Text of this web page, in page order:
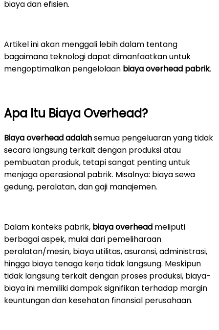
biaya dan efisien.
Artikel ini akan menggali lebih dalam tentang
bagaimana teknologi dapat dimanfaatkan untuk
mengoptimalkan pengelolaan biaya overhead pabrik.
Apa Itu Biaya Overhead?
Biaya overhead adalahsemua pengeluaran yang tidak
secara langsung terkait dengan produksi atau
pembuatan produk, tetapi sangat penting untuk
menjaga operasional pabrik. Misalnya: biaya sewa
gedung, peralatan, dan gaji manajemen.
Dalam konteks pabrik, biaya overhead meliputi
berbagai aspek, mulai dari pemeliharaan
peralatan/mesin, biaya utilitas, asuransi, administrasi,
hingga biaya tenaga kerja tidak langsung. Meskipun
tidak langsung terkait dengan proses produksi, biaya-
biaya ini memiliki dampak signifikan terhadap margin
keuntungan dan kesehatan finansial perusahaan.